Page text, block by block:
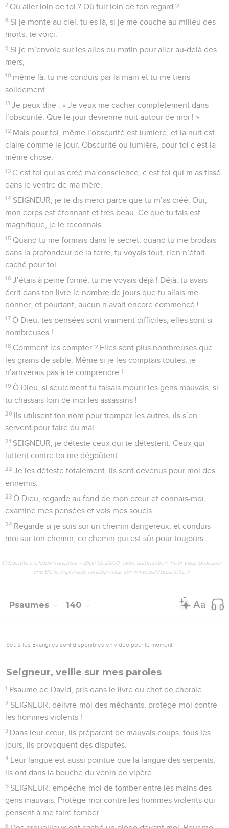
puissance.
8 Le SEIGNEUR finira ce qu’il a commencé pour moi.
SEIGNEUR, ton amour est pour toujours, n’abandonne pas
ceux que tes mains ont formés !
une Bible imprimée, rendez-vous sur www.editionsbiblio.fr
Psaumes 139
Prière d'un homme en butte aux calomnies
1 SEIGNEUR, tu regardes jusqu’au fond de mon cœur et tu
me connais.
2 Tu sais quand je m’assois et quand je me lève, longtemps à
l’avance, tu sais ce que je pense.
3 Tu sais quand je marche et quand je me couche, et tu
connais toutes mes actions.
4 Je n’ai pas encore ouvert la bouche, tu sais déjà tout ce
que je vais dire !
5 Tu es derrière moi, tu es aussi devant moi, tu poses ta main
sur moi.
6 Tu me connais parfaitement. Pour moi, c’est trop beau, cela
dépasse tout ce que je peux comprendre.
7 Où aller loin de toi ? Où fuir loin de ton regard ?
8
Si je monte au ciel, tu es là, si je me couche au milieu des
morts, te voici.
9
mers,
10
même là, tu me conduis par la main et tu me tiens
solidement.
11
Je peux dire : « Je veux me cacher complètement dans
l’obscurité. Que le jour devienne nuit autour de moi ! »
12
claire comme le jour. Obscurité ou lumière, pour toi c’est la
même chose.
13
C’est toi qui as créé ma conscience, c’est toi qui m’as tissé
dans le ventre de ma mère.
mon corps est étonnant et très beau. Ce que tu fais est
Quand tu me formais dans le secret, quand tu me brodais
dans la profondeur de la terre, tu voyais tout, rien n’était
écrit dans ton livre le nombre de jours que tu allais me
17 Ô Dieu, tes pensées sont vraiment difficiles, elles sont si
nombreuses !
18 Comment les compter ? Elles sont plus nombreuses que
les grains de sable. Même si je les comptais toutes, je
n’arriverais pas à te comprendre !
19 Ô Dieu, si seulement tu faisais mourir les gens mauvais, si
tu chassais loin de moi les assassins !
20 Ils utilisent ton nom pour tromper les autres, ils s’en
servent pour faire du mal.
21 SEIGNEUR, je déteste ceux qui te détestent. Ceux qui
luttent contre toi me dégoûtent.
22